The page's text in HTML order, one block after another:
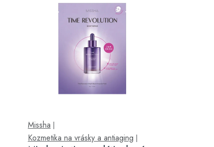
Missha
Kozmetika na vrásky a antiaging